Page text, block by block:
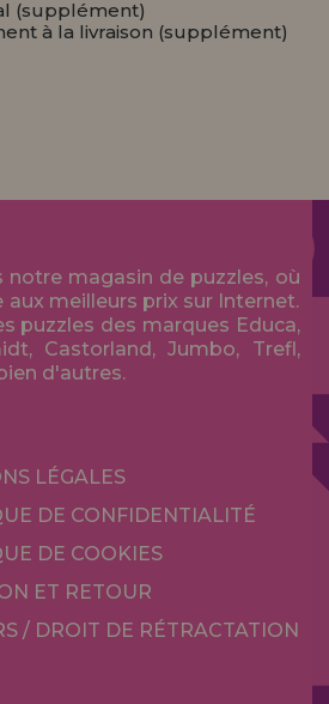
(supplément)
à la livraison (supplément)
notre magasin de puzzles, où
meilleurs prix sur Internet.
puzzles des marques Educa,
Castorland, Jumbo, Trefl,
d'autres.
LÉGALES
DE CONFIDENTIALITÉ
DE COOKIES
ET RETOUR
/ DROIT DE RÉTRACTATION